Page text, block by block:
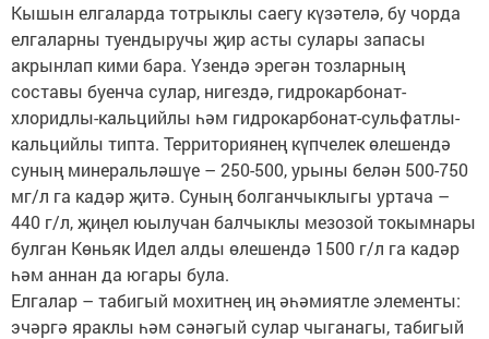
Кышын елгаларда тотрыклы саегу күзәтелә, бу чорда
елгаларны туендыручы җир асты сулары запасы
акрынлап кими бара. Үзендә эрегән тозларның
составы буенча сулар, нигездә, гидрокарбонат-
хлоридлы-кальцийлы һәм гидрокарбонат-сульфатлы-
кальцийлы типта. Территориянең күпчелек өлешендә
суның минеральләшүе – 250-500, урыны белән 500-750
мг/л га кадәр җитә. Суның болганчыклыгы уртача –
440 г/л, җиңел юылучан балчыклы мезозой токымнары
булган Көньяк Идел алды өлешендә 1500 г/л га кадәр
һәм аннан да югары була.
Елгалар – табигый мохитнең иң әһәмиятле элементы:
эчәргә яраклы һәм сәнәгый сулар чыганагы, табигый